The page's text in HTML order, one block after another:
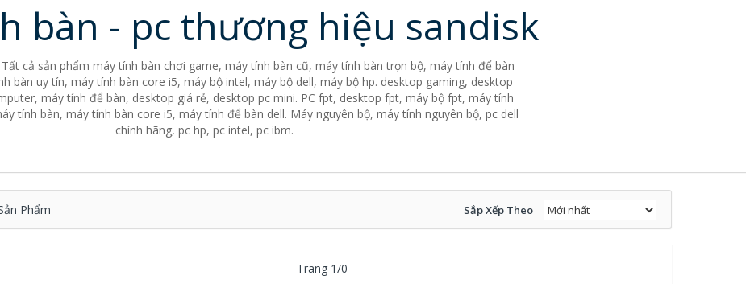
bàn - pc thương hiệu sandisk
cả sản phẩm máy tính bàn chơi game, máy tính bàn cũ, máy tính bàn trọn bộ, máy tính để bàn
bàn uy tín, máy tính bàn core i5, máy bộ intel, máy bộ dell, máy bộ hp. desktop gaming, desktop
máy tính để bàn, desktop giá rẻ, desktop pc mini. PC fpt, desktop fpt, máy bộ fpt, máy tính
tính bàn, máy tính bàn core i5, máy tính để bàn dell. Máy nguyên bộ, máy tính nguyên bộ, pc dell
chính hãng, pc hp, pc intel, pc ibm.
Phẩm Sắp Xếp Theo
Trang 1/0